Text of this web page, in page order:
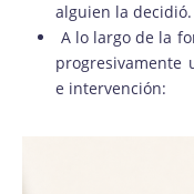
alguien la decidió.
A lo largo de la
progresivamente
e intervención: